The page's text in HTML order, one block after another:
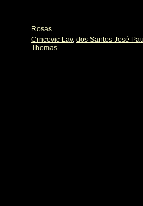
Rosas
Crncevic Lav, dos Santos José
Thomas